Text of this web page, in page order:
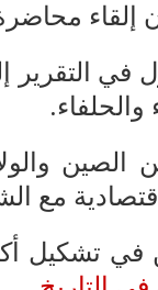
إلقاء
في
مع
تشكيل